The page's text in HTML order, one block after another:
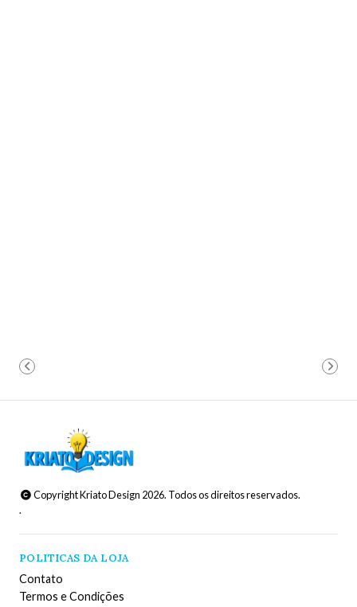
Copyright Kriato Design 2026. Todos os direitos reservados.
.
POLITICAS DA LOJA
Contato
Termos e Condições